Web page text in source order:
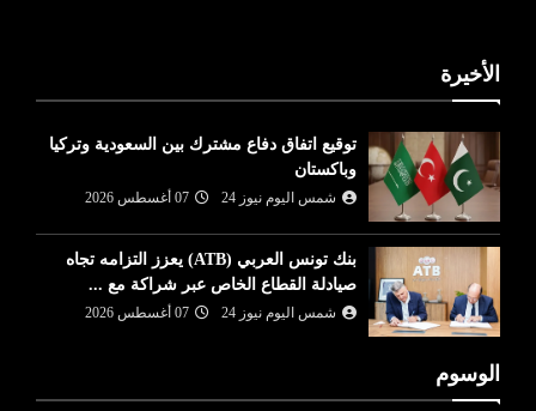
الأخيرة
توقيع اتفاق دفاع مشترك بين السعودية وتركيا
وباكستان
شمس اليوم نيوز 24 07 أغسطس 2026
بنك تونس العربي (ATB) يعزز التزامه تجاه
صيادلة القطاع الخاص عبر شراكة مع ...
شمس اليوم نيوز 24 07 أغسطس 2026
الوسوم